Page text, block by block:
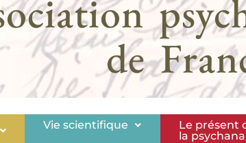
de
Vie scientifique
Le présent
la